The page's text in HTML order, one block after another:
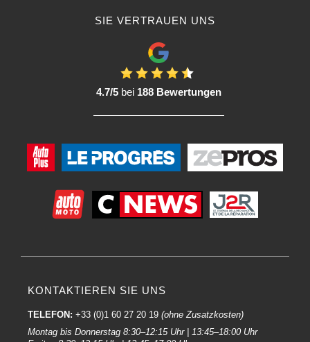
6. Vermeidet potenzielle Schäden :
Wenn es um die Befestigung von Elementen an der Karosserie geht, kann
die Verwendung von doppelseitigem Klebeband potenzielle Schäden
vermeiden, die mit invasiveren Befestigungsmethoden wie dem Bohren
verbunden sind. Dies ist besonders wichtig, um die Integrität der Karosserie
Zusammenfassend lässt sich sagen, dass die Bedeutung doppelseitiger
vielseitige Befestigungslösungen zu bieten und gleichzeitig die
Arbeitsabläufe zu vereinfachen. Sie tragen dazu bei, Zeit zu sparen, die
Ästhetik zu verbessern und das Risiko potenzieller Schäden zu minimieren.
Karosseriereparaturarbeiten :
1. Double Face Karosserie :
gewährleisten, ohne den Basislack zu beeinträchtigen.
Anwendung: Wird häufig zur Befestigung von Zierelementen wie Zierleisten,
Verkleidungen, Emblemen und anderen äußeren Komponenten der
Karosserie verwendet.
SIE VERTRAUEN UNS
4.7/5bei 188 Bewertungen
KONTAKTIEREN SIE UNS
TELEFON: +33 (0)1 60 27 20 19 (ohne Zusatzkosten)
Montag bis Donnerstag 8:30–12:15 Uhr | 13:45–18:00 Uhr